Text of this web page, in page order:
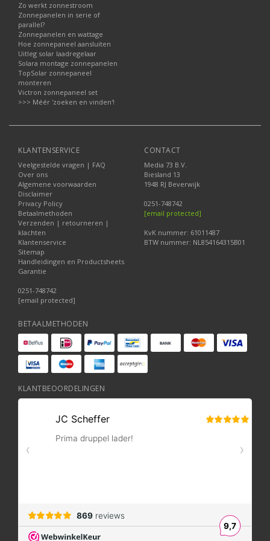
Zo werkt zonnestroom
Zonnepanelen in serie of
parallel?
Zonnepanelen en wattage
Hoe zonnepaneel aansluiten
Uitleg solar laadregelaar
Solara montage zonnepanelen
TopSolar zonnepaneel
monteren
Victron zonnepaneel set
>>> Méér 'zoeken en vinden'!
KLANTENSERVICE
Veelgestelde vragen | FAQ
Over ons
Algemene voorwaarden
Disclaimer
Privacy Policy
Betaalmethoden
Verzenden | retourneren |
klachten
Klantenservice
Sitemap
Handleidingen en Productsheets
Garantie
0251-748742
[email protected]
CONTACT
Media 73 B.V.
Biesland 13
1948 RJ Beverwijk
0251-748742
[email protected]
KvK nummer: 61011487
BTW nummer: NL854164315B01
BETAALMETHODEN
KLANTBEOORDELINGEN